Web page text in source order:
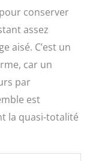
conserver
assez
aisé. C’est un
car un
par
est
la quasi-totalité